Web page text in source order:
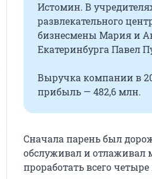
Истомин. В
развлекательного
бизнесмены Мария и
Екатеринбурга Павел
Выручка компании в
прибыль — 482,6 млн.
Сначала парень был
обслуживал и отлаживал
проработать всего